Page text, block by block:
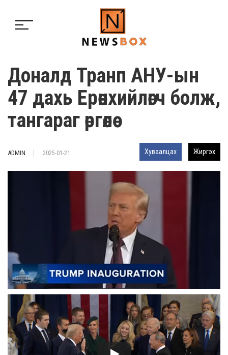
Доналд Транп АНУ-ын
47 дахь Ерөнхийлөгч болж,
тангараг өргөлөө
ADMIN 2025-01-21 Хуваалцах Жиргэх